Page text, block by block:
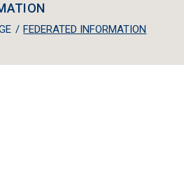
/ FEDERATED INFORMATION